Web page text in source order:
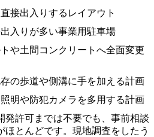
接出入りするレイアウト
入りが多い事業用駐車場
や土間コンクリートへ全面変更
の歩道や側溝に手を加える計画
明や防犯カメラを多用する計画
発許可までは不要でも、事前相談
ほとんどです。現地調査をしたう